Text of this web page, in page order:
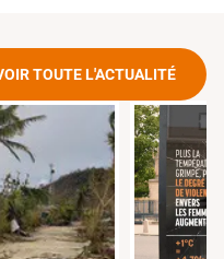
TOUTE L'ACTUALITÉ